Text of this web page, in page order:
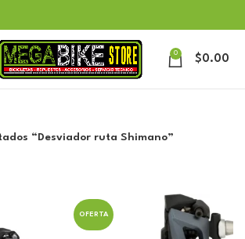
0 $0.00
“Desviador ruta Shimano”
OFERTA